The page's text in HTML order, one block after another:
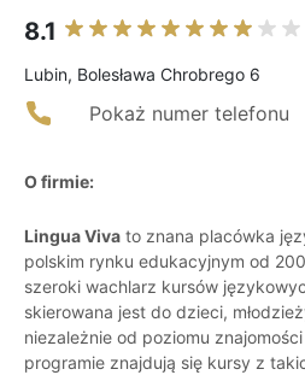
8.1
Lubin, Bolesława Chrobrego 6
Pokaż numer telefonu
O firmie:
Lingua Viva to znana placówka
polskim rynku edukacyjnym od
szeroki wachlarz kursów
skierowana jest do dzieci,
niezależnie od poziomu
programie znajdują się kursy z